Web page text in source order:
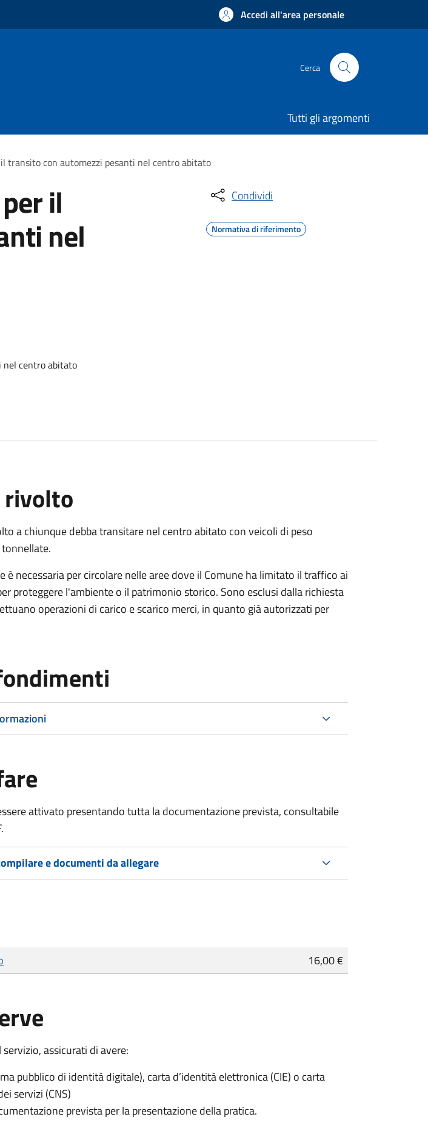
Accedi all'area personale
Cerca
Tutti gli argomenti
transito con automezzi pesanti nel centro abitato
il
nel
nel centro abitato
Condividi
Normativa di riferimento
rivolto
a chiunque debba transitare nel centro abitato con veicoli di peso
è necessaria per circolare nelle aree dove il Comune ha limitato il traffico ai
proteggere l'ambiente o il patrimonio storico. Sono esclusi dalla richiesta
operazioni di carico e scarico merci, in quanto già autorizzati per
attivato presentando tutta la documentazione prevista, consultabile
e documenti da allegare
16,00 €
servizio, assicurati di avere:
pubblico di identità digitale), carta d’identità elettronica (CIE) o carta
servizi (CNS)
prevista per la presentazione della pratica.